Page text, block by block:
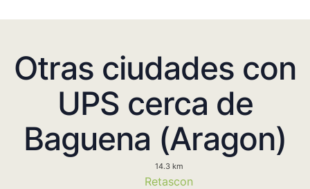
Otras ciudades con
UPS cerca de
Baguena (Aragon)
14.3 km
Retascon